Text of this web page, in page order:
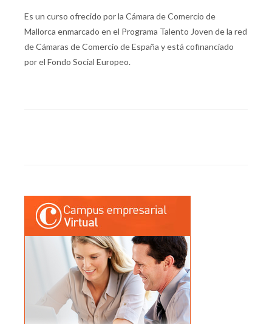
Es un curso ofrecido por la Cámara de Comercio de
Mallorca enmarcado en el Programa Talento Joven de la red
de Cámaras de Comercio de España y está cofinanciado
por el Fondo Social Europeo.